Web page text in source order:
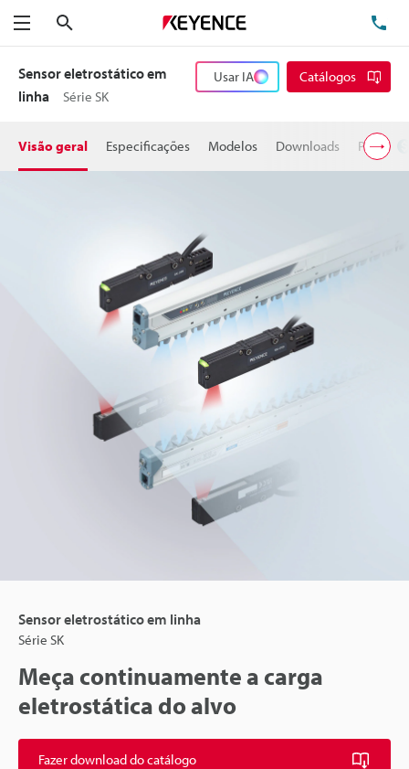
Menu
Sensor eletrostático em
linha
Série SK
Usar IA Catálogos
Visão geral Especificações Modelos Downloads Preço
Sensor eletrostático em linha
Série SK
Meça continuamente a carga
eletrostática do alvo
Fazer download do catálogo